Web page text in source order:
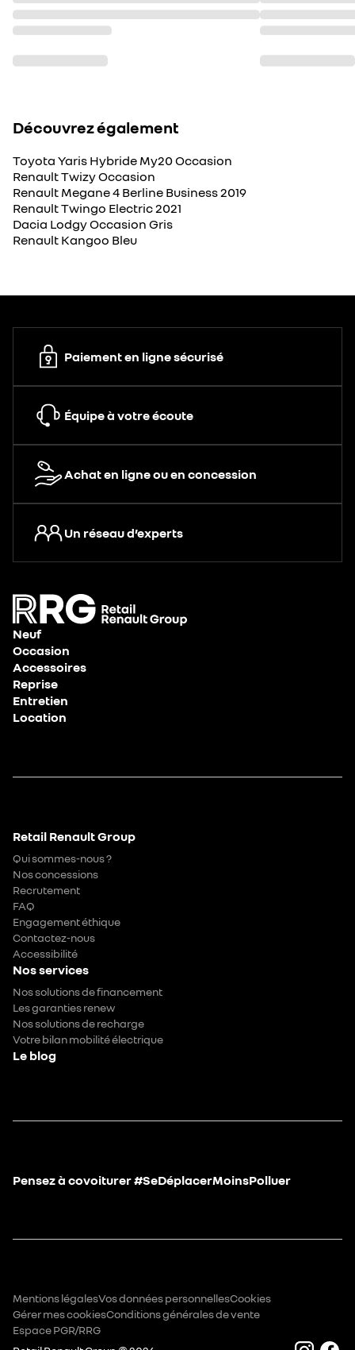
Découvrez également
Toyota Yaris Hybride My20 Occasion
Renault Twizy Occasion
Renault Megane 4 Berline Business 2019
Renault Twingo Electric 2021
Dacia Lodgy Occasion Gris
Renault Kangoo Bleu
Paiement en ligne sécurisé
Équipe à votre écoute
Achat en ligne ou en concession
Un réseau d’experts
Neuf
Occasion
Accessoires
Reprise
Entretien
Location
Retail Renault Group
Qui sommes-nous ?
Nos concessions
Recrutement
FAQ
Engagement éthique
Contactez-nous
Accessibilité
Nos services
Nos solutions de financement
Les garanties renew
Nos solutions de recharge
Votre bilan mobilité électrique
Le blog
Pensez à covoiturer #SeDéplacerMoinsPolluer
Mentions légalesVos données personnellesCookies
Gérer mes cookiesConditions générales de vente
Espace PGR/RRG